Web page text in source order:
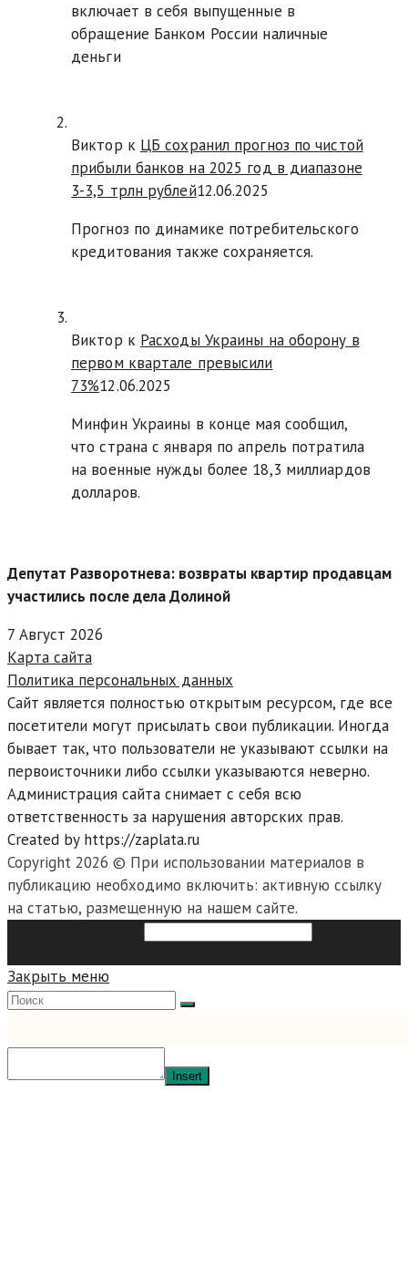
включает в себя выпущенные в
обращение Банком России наличные
деньги
Виктор к ЦБ сохранил прогноз по чистой
прибыли банков на 2025 год в диапазоне
3-3,5 трлн рублей12.06.2025
Прогноз по динамике потребительского
кредитования также сохраняется.
Виктор к Расходы Украины на оборону в
первом квартале превысили
73%12.06.2025
Минфин Украины в конце мая сообщил,
что страна с января по апрель потратила
на военные нужды более 18,3 миллиардов
долларов.
Депутат Разворотнева: возвраты квартир продавцам
участились после дела Долиной
7 Август 2026
Карта сайта
Политика персональных данных
Сайт является полностью открытым ресурсом, где все
посетители могут присылать свои публикации. Иногда
бывает так, что пользователи не указывают ссылки на
первоисточники либо ссылки указываются неверно.
Администрация сайта снимает с себя всю
ответственность за нарушения авторских прав.
Created by https://zaplata.ru
Copyright 2026 © При использовании материалов в
публикацию необходимо включить: активную ссылку
на статью, размещенную на нашем сайте.
Закрыть меню
Insert